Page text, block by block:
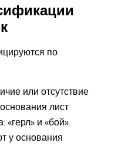
по
или отсутствие
лист
«герл» и «бой».
у основания